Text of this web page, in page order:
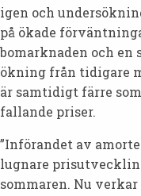
igen och
på ökade
bomarknaden och en
ökning från tidigare
är samtidigt färre
fallande priser.
”Införandet av
lugnare
sommaren. Nu